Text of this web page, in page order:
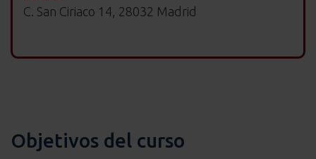
C. San Ciriaco 14, 28032 Madrid
Objetivos del curso